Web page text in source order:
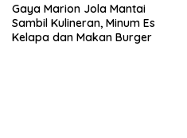
Gaya Marion Jola Mantai
Sambil Kulineran, Minum Es
Kelapa dan Makan Burger